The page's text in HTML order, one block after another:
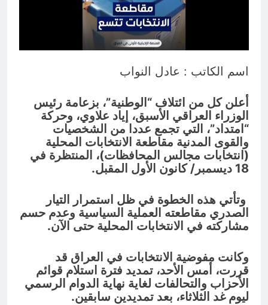
12 ساعة Ago
لوحة النشوة / راي الفلسفة
التجريدية للانسان
اسم الكاتب : عادل النواب
أعلن كل من ائتلاف “الوطنية”، بزعامة رئيس
الوزراء العراقي الأسبق، إياد علاوي، وحركة
“امتداد”، التي تجمع عددا من الشخصيات
والقوى المدنية مقاطعة الانتخابات المحلية
(انتخابات مجالس المحافظات)، المنتظرة في
18 ديسمبر/ كانون الأول المقبل.
وتأتي هذه الخطوة في ظل استمرار التيار
الصدري مقاطعته العملية السياسية وعدم حسم
مشاركته في الانتخابات المحلية حتى الآن.
وكانت مفوضية الانتخابات في العراق قد
قررت، أمس الأحد، تمديد فترة استلام قوائم
الأحزاب والتحالفات لغاية نهاية الدوام الرسمي
ليوم غد الثلاثاء، بعد تمديدين سابقين.